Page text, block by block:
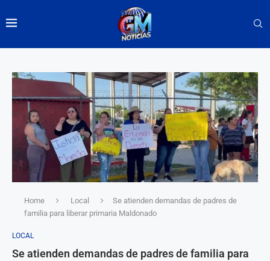
Home Local
Se atienden demandas de padres de
familia para liberar primaria Maldonado
LOCAL
Se atienden demandas de padres de familia para